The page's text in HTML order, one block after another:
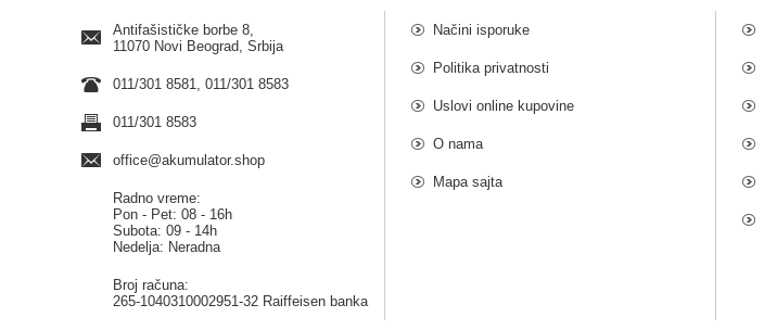
Antifašističke borbe 8,
11070 Novi Beograd, Srbija
011/301 8581, 011/301 8583
011/301 8583
office@akumulator.shop
Radno vreme:
Pon - Pet: 08 - 16h
Subota: 09 - 14h
Nedelja: Neradna
Broj računa:
265-1040310002951-32 Raiffeisen banka
Načini isporuke
Politika privatnosti
Uslovi online kupovine
O nama
Mapa sajta